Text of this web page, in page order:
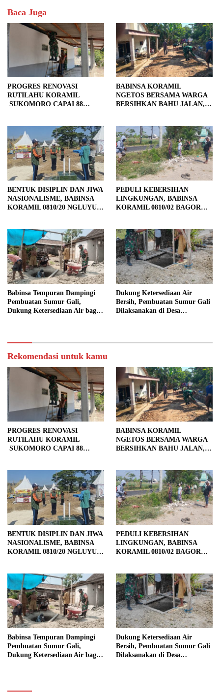
Baca Juga
PROGRES RENOVASI
RUTILAHU KORAMIL
SUKOMORO CAPAI 88
BABINSA KORAMIL
NGETOS BERSAMA WARGA
BERSIHKAN BAHU JALAN,
BENTUK DISIPLIN DAN JIWA
NASIONALISME, BABINSA
KORAMIL 0810/20 NGLUYU
PEDULI KEBERSIHAN
LINGKUNGAN, BABINSA
KORAMIL 0810/02 BAGOR
BAKTI
Babinsa Tempuran Dampingi
Pembuatan Sumur Gali,
Dukung Ketersediaan Air bagi
Dukung Ketersediaan Air
Bersih, Pembuatan Sumur Gali
Dilaksanakan di Desa
Rekomendasi untuk kamu
PROGRES RENOVASI
RUTILAHU KORAMIL
SUKOMORO CAPAI 88
BABINSA KORAMIL
NGETOS BERSAMA WARGA
BERSIHKAN BAHU JALAN,
BENTUK DISIPLIN DAN JIWA
NASIONALISME, BABINSA
KORAMIL 0810/20 NGLUYU
PEDULI KEBERSIHAN
LINGKUNGAN, BABINSA
KORAMIL 0810/02 BAGOR
BAKTI
Babinsa Tempuran Dampingi
Pembuatan Sumur Gali,
Dukung Ketersediaan Air bagi
Dukung Ketersediaan Air
Bersih, Pembuatan Sumur Gali
Dilaksanakan di Desa